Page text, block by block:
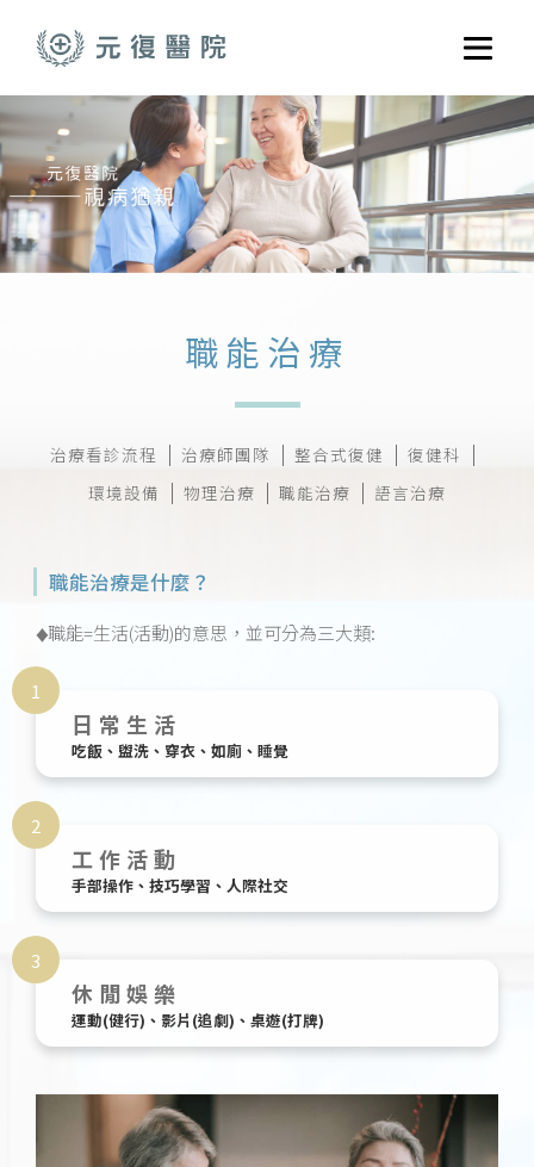
選單
關於元復
就醫指南
醫學門診
醫療養護服務
職能治療
治療看診流程 治療師團隊 整合式復健
復健科
環境設備
物理治療 職能治療 語言治療
職能治療是什麼？
♦職能=生活(活動)的意思，並可分為三大類:
1
日常生活
吃飯、盥洗、穿衣、如廁、睡覺
2
工作活動
手部操作、技巧學習、人際社交
3
休閒娛樂
運動(健行)、影片(追劇)、桌遊(打牌)